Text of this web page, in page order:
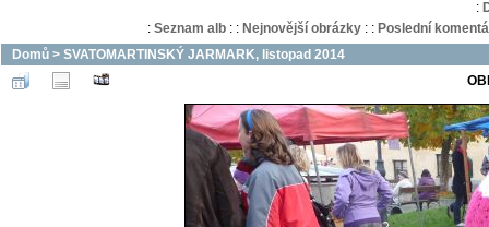
:
: Seznam alb: : Nejnovější obrázky: : Poslední
Domů > SVATOMARTINSKÝ JARMARK, listopad 2014